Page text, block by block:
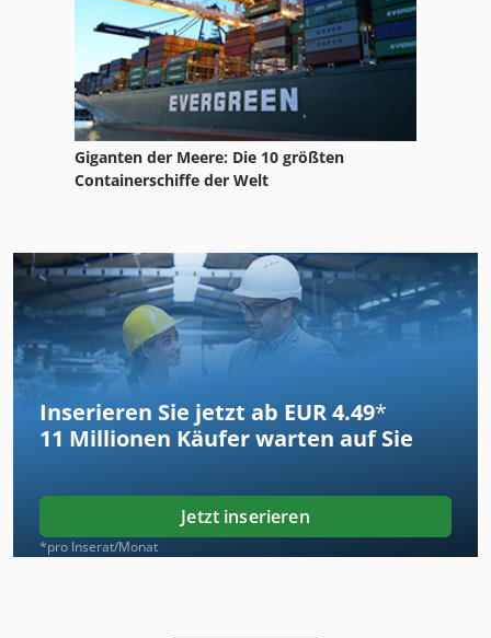
Giganten der Meere: Die 10 größten
Containerschiffe der Welt
Inserieren Sie jetzt ab EUR 4.49*
11 Millionen Käufer warten auf Sie
Jetzt inserieren
*pro Inserat/Monat